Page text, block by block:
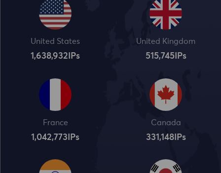
United States
1,638,932 IPs
United Kingdom
515,745IPs
France
1,042,773 IPs
Canada
331,148IPs